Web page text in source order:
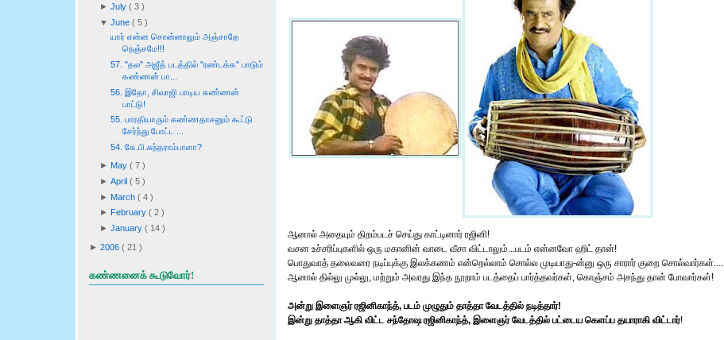
► July ( 3 )
▼ June ( 5 )
யார் என்ன சொன்னாலும் அஞ்சாதே
நெஞ்சமே!!!
57. "தல" அஜீத் படத்தில் "ரண்டக்க" பாடும்
கண்ணன் பா...
56. இதோ, சிவாஜி பாடிய கண்ணன்
பாட்டு!
55. பாரதியாரும் கண்ணதாசனும் கூட்டு
சேர்ந்து போட்ட ...
54. கே.பி.சுந்தராம்பாளா?
► May ( 7 )
► April ( 5 )
► March ( 4 )
► February ( 2 )
► January ( 14 )
► 2006 ( 21 )
கண்ணனைக் கூடுவோர்!
ஆனால் அதையும் திறம்படச் செய்து காட்டினார் ரஜினி!
வசன உச்சரிப்புகளில் ஒரு மகானின் வாடை வீசா விட்டாலும்...படம் என்னவோ ஹிட் தான்!
பொதுவாத் தலைவரை நடிப்புக்கு இலக்கணம் என்றெல்லாம் சொல்ல முடியாது-ன்னு ஒரு சாரார் குறை சொல்வார்கள்....
ஆனால் தில்லு முல்லு, மற்றும் அவரது இந்த நூறாம் படத்தைப் பார்த்தவர்கள், கொஞ்சம் அசந்து தான் போவார்கள்!
அன்று இளைஞர் ரஜினிகாந்த், படம் முழுதும் தாத்தா வேடத்தில் நடித்தார்!
இன்று தாத்தா ஆகி விட்ட சந்தோஷ ரஜினிகாந்த், இளைஞர் வேடத்தில் பட்டைய கெளப்ப தயாராகி விட்டார்!